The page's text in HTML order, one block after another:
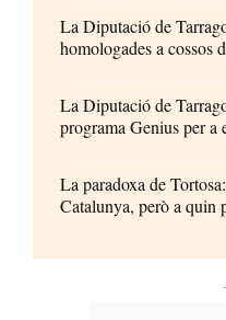
La Diputació de
homologades a cossos
La Diputació de
programa Genius per a
La paradoxa de
Catalunya, però a quin